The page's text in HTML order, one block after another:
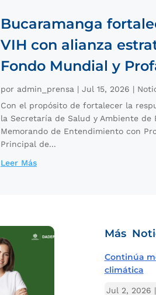
Bucaramanga
VIH con alianza
Fondo Mundial y
por admin_prensa | Jul 15, 2026 |
Con el propósito de fortalecer la
la Secretaría de Salud y Ambiente de
Memorando de Entendimiento con
Principal de...
Leer Más
Más
Continúa
climática
Jul 2, 2026 |